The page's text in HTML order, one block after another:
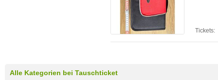
Tickets:
Alle Kategorien bei Tauschticket